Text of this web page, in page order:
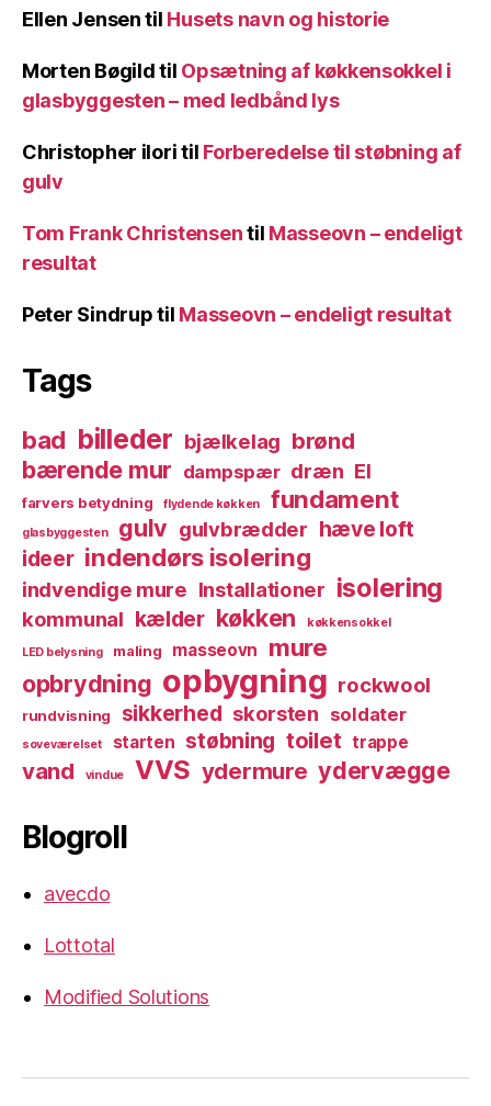
Ellen Jensentil Husets navn og historie
Morten Bøgildtil Opsætning af køkkensokkel i
glasbyggesten – med ledbånd lys
Christopher iloritil Forberedelse til støbning af
gulv
Tom Frank Christensentil Masseovn – endeligt
resultat
Peter Sindruptil Masseovn – endeligt resultat
Tags
bad billeder bjælkelag brønd
bærende mur dampspær dræn El
farvers betydning flydende køkken fundament
glasbyggesten gulv gulvbrædder hæve loft
ideer indendørs isolering
indvendige mure Installationer isolering
kommunal kælder køkken køkkensokkel
LED belysning maling masseovn mure
opbrydning opbygning rockwool
rundvisning sikkerhed skorsten soldater
soveværelset starten støbning toilet trappe
vand vindue VVS ydermure ydervægge
Blogroll
avecdo
Lottotal
Modified Solutions